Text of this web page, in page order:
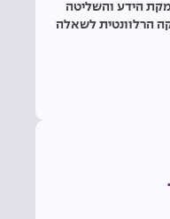
הידע והשליטה
הרלוונטית לשאלה